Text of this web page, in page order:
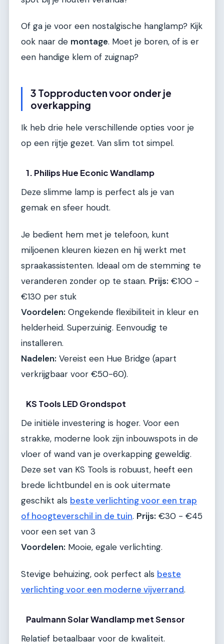
Of ga je voor een nostalgische hanglamp? Kijk
ook naar de montage. Moet je boren, of is er
een handige klem of zuignap?
3 Topproducten voor onder je
overkapping
Ik heb drie hele verschillende opties voor je
op een rijtje gezet. Van slim tot simpel.
1. Philips Hue Econic Wandlamp
Deze slimme lamp is perfect als je van
gemak en sfeer houdt.
Je bedient hem met je telefoon, kunt
miljoenen kleuren kiezen en hij werkt met
spraakassistenten. Ideaal om de stemming te
veranderen zonder op te staan. Prijs: €100 -
€130 per stuk
Voordelen: Ongekende flexibiliteit in kleur en
helderheid. Superzuinig. Eenvoudig te
installeren.
Nadelen: Vereist een Hue Bridge (apart
verkrijgbaar voor €50-60).
KS Tools LED Grondspot
De initiële investering is hoger. Voor een
strakke, moderne look zijn inbouwspots in de
vloer of wand van je overkapping geweldig.
Deze set van KS Tools is robuust, heeft een
brede lichtbundel en is ook uitermate
geschikt als beste verlichting voor een trap
of hoogteverschil in de tuin. Prijs: €30 - €45
voor een set van 3
Voordelen: Mooie, egale verlichting.
Stevige behuizing, ook perfect als beste
verlichting voor een moderne vijverrand.
Paulmann Solar Wandlamp met Sensor
Relatief betaalbaar voor de kwaliteit.